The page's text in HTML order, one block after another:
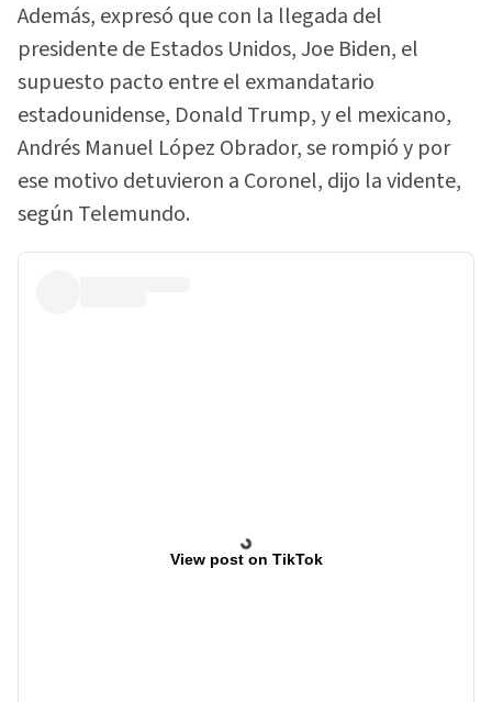
Además, expresó que con la llegada del
presidente de Estados Unidos, Joe Biden, el
supuesto pacto entre el exmandatario
estadounidense, Donald Trump, y el mexicano,
Andrés Manuel López Obrador, se rompió y por
ese motivo detuvieron a Coronel, dijo la vidente,
según Telemundo.
View post on TikTok